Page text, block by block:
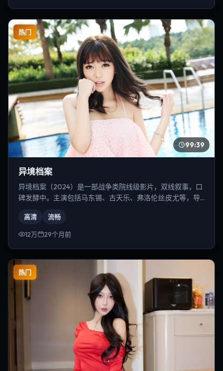
热门
99:39
异境档案
异境档案（2024）是一部战争类院线级影片，双线叙事，口
碑发酵中。主演包括马东锡、古天乐、弗洛伦丝·皮尤等，导
高清 流畅
12万 29个月前
热门